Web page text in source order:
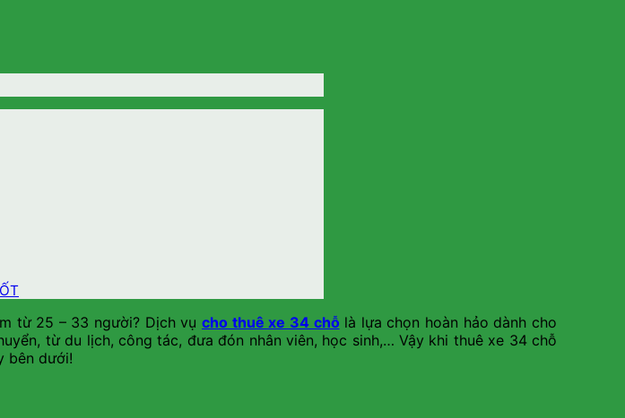
từ 25 – 33 người? Dịch vụ cho thuê xe 34 chỗ là lựa chọn hoàn hảo dành cho
từ du lịch, công tác, đưa đón nhân viên, học sinh,… Vậy khi thuê xe 34 chỗ
bên dưới!